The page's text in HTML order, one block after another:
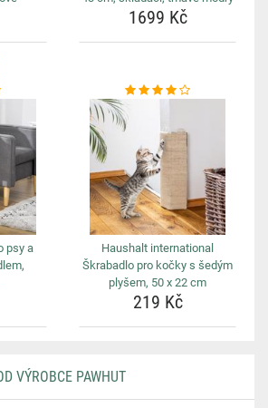
1699 Kč
psy a
Haushalt international
Škrabadlo pro kočky s šedým
plyšem, 50 x 22 cm
219 Kč
VÝROBCE PAWHUT